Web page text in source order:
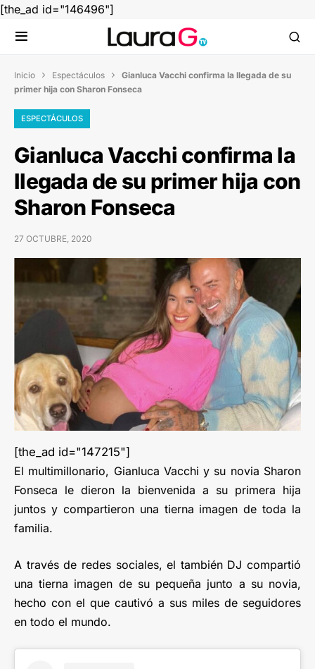
[the_ad id="146496"]
Inicio  Espectáculos  Gianluca Vacchi confirma la llegada de su
primer hija con Sharon Fonseca
ESPECTÁCULOS
Gianluca Vacchi confirma la
llegada de su primer hija con
Sharon Fonseca
27 OCTUBRE, 2020
[the_ad id="147215"]
El multimillonario, Gianluca Vacchi y su novia Sharon
Fonseca le dieron la bienvenida a su primera hija
juntos y compartieron una tierna imagen de toda la
familia.
A través de redes sociales, el también DJ compartió
una tierna imagen de su pequeña junto a su novia,
hecho con el que cautivó a sus miles de seguidores
en todo el mundo.